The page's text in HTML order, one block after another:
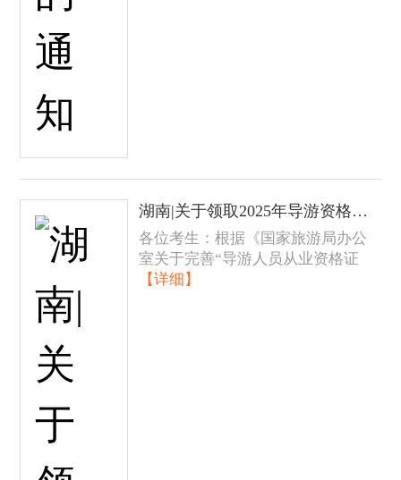
湖南|关于领取2025年导游资格证书的通知
各位考生：根据《国家旅游局办公
室关于完善“导游人员从业资格证
【详细】